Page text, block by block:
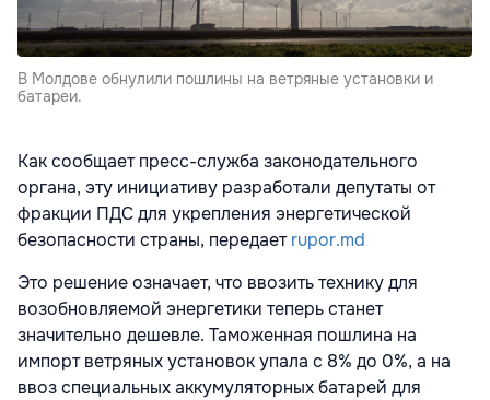
В Молдове обнулили пошлины на ветряные установки и
батареи.
Как сообщает пресс-служба законодательного
органа, эту инициативу разработали депутаты от
фракции ПДС для укрепления энергетической
безопасности страны, передаетrupor.md
Это решение означает, что ввозить технику для
возобновляемой энергетики теперь станет
значительно дешевле. Таможенная пошлина на
импорт ветряных установок упала с 8% до 0%, а на
ввоз специальных аккумуляторных батарей для